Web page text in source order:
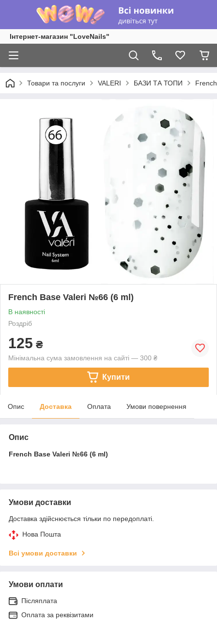
Інтернет-магазин "LoveNails"
Товари та послуги VALERI БАЗИ ТА ТОПИ
French Base Valeri №66 (6 ml)
В наявності
Роздріб
125 ₴
Мінімальна сума замовлення на сайті — 300 ₴
Купити
Опис Доставка Оплата Умови повернення
Опис
French Base Valeri №66 (6 ml)
Умови доставки
Доставка здійснюється тільки по передоплаті.
Нова Пошта
Всі умови доставки
Умови оплати
Післяплата
Оплата за реквізитами